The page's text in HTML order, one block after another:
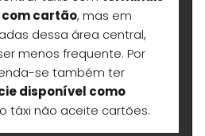
cartão, mas em
dessa área central,
menos frequente. Por
se também ter
disponível como
táxi não aceite cartões.